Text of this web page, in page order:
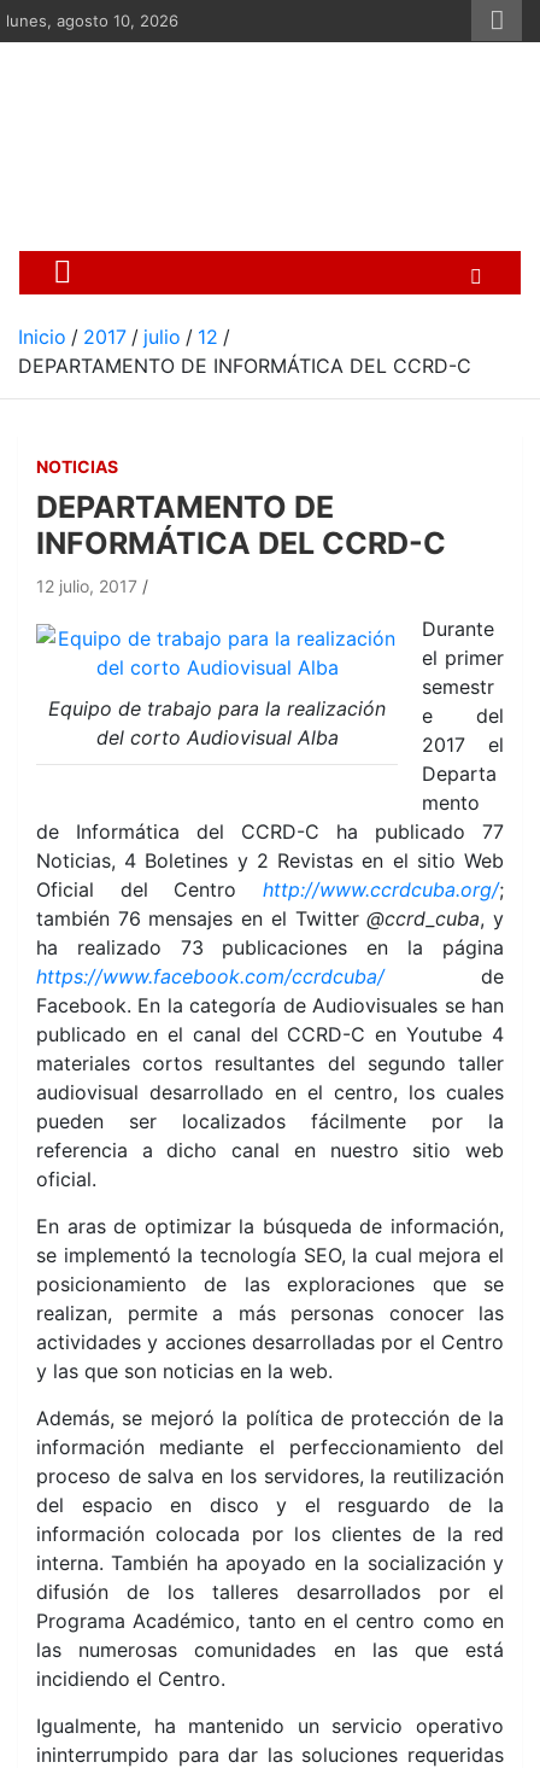
Saltar
al
lunes, agosto 10, 2026
Inicio 2017 julio
12
DEPARTAMENTO DE INFORMÁTICA DEL CCRD-C
NOTICIAS
DEPARTAMENTO DE
INFORMÁTICA DEL CCRD-C
12 julio, 2017
Equipo de trabajo para la realización
del corto Audiovisual Alba
Durante
el primer
semestr
e del
2017 el
Departa
mento
de Informática del CCRD-C ha publicado 77
Noticias, 4 Boletines y 2 Revistas en el sitio Web
Oficial del Centro http://www.ccrdcuba.org/;
también 76 mensajes en el Twitter@ccrd_cuba, y
ha realizado 73 publicaciones en la página
https://www.facebook.com/ccrdcuba/de
Facebook. En la categoría de Audiovisuales se han
publicado en el canal del CCRD-C en Youtube 4
materiales cortos resultantes del segundo taller
audiovisual desarrollado en el centro, los cuales
pueden ser localizados fácilmente por la
referencia a dicho canal en nuestro sitio web
oficial.
En aras de optimizar la búsqueda de información,
se implementó la tecnología SEO, la cual mejora el
posicionamiento de las exploraciones que se
realizan, permite a más personas conocer las
actividades y acciones desarrolladas por el Centro
y las que son noticias en la web.
Además, se mejoró la política de protección de la
información mediante el perfeccionamiento del
proceso de salva en los servidores, la reutilización
del espacio en disco y el resguardo de la
información colocada por los clientes de la red
interna. También ha apoyado en la socialización y
difusión de los talleres desarrollados por el
Programa Académico, tanto en el centro como en
las numerosas comunidades en las que está
incidiendo el Centro.
Igualmente, ha mantenido un servicio operativo
ininterrumpido para dar las soluciones requeridas